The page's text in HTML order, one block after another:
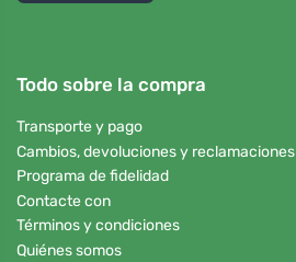
Todo sobre la compra
Transporte y pago
Cambios, devoluciones y reclamaciones
Programa de fidelidad
Contacte con
Términos y condiciones
Quiénes somos